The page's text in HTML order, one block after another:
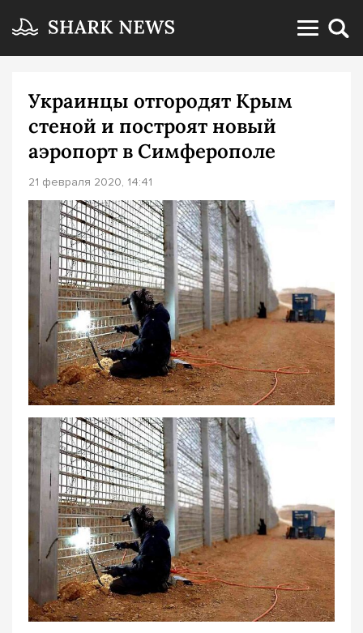
Украинцы отгородят Крым
стеной и построят новый
аэропорт в Симферополе
21 февраля 2020, 14:41